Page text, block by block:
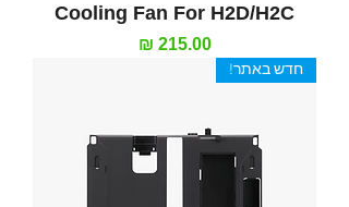
Cooling Fan For H2D/H2C
מחיר‏215.00 ‏₪
חדש באתר!